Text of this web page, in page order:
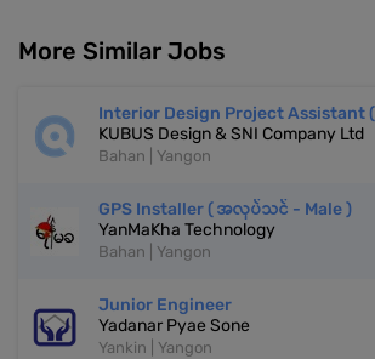
More Similar Jobs
Interior Design Project Assistant
KUBUS Design & SNI Company Ltd
Bahan | Yangon
GPS Installer ( အလုပ်သင် - Male )
YanMaKha Technology
Bahan | Yangon
Junior Engineer
Yadanar Pyae Sone
Yankin | Yangon